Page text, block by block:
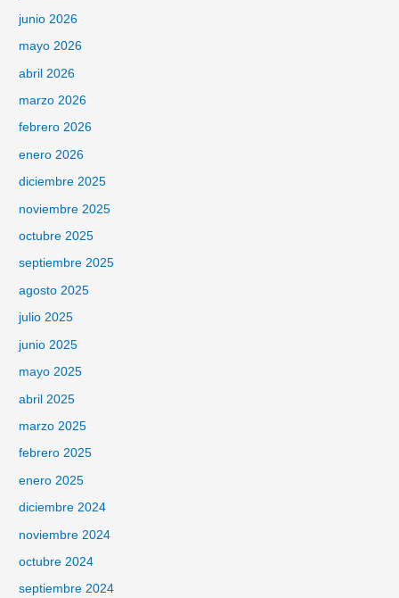
junio 2026
mayo 2026
abril 2026
marzo 2026
febrero 2026
enero 2026
diciembre 2025
noviembre 2025
octubre 2025
septiembre 2025
agosto 2025
julio 2025
junio 2025
mayo 2025
abril 2025
marzo 2025
febrero 2025
enero 2025
diciembre 2024
noviembre 2024
octubre 2024
septiembre 2024